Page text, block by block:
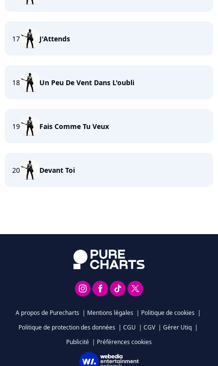
17 J'Attends
18 Un Peu De Vent Dans L'oubli
19 Fais Comme Tu Veux
20 Devant Toi
A propos de Purecharts | Mentions légales | Politique de cookies |
Politique de protection des données | CGU | CGV | Gérer Utiq |
Publicité | Préférences cookies